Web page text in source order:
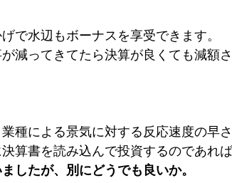
で水辺もボーナスを享受できます。
減ってきてたら決算が良くても減額
種による景気に対する反応速度の早さ
算書を読み込んで投資するのであれ
したが、別にどうでも良いか。